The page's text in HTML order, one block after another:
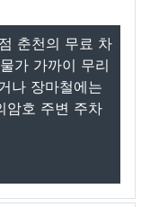
춘천의 무료 차
가 가까이 무리
나 장마철에는
암호 주변 주차